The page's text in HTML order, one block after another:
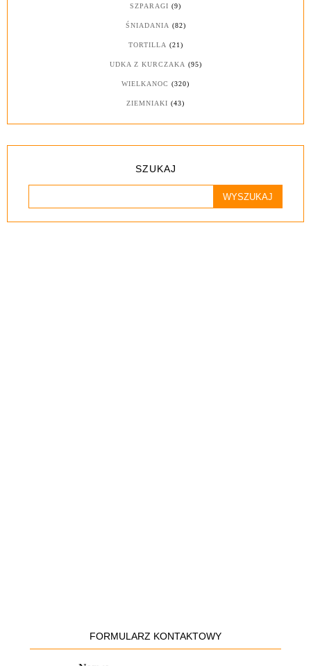
SZPARAGI (9)
ŚNIADANIA (82)
TORTILLA (21)
UDKA Z KURCZAKA (95)
WIELKANOC (320)
ZIEMNIAKI (43)
SZUKAJ
FORMULARZ KONTAKTOWY